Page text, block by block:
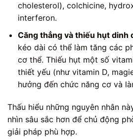
cholesterol), colchicine,
interferon.
Căng thẳng và thiếu hụt dinh
kéo dài có thể làm tăng các
cơ thể. Thiếu hụt một số
thiết yếu (như vitamin D,
hưởng đến chức năng cơ và
Thấu hiểu những nguyên nhân
nhìn sâu sắc hơn để chủ động
giải pháp phù hợp.